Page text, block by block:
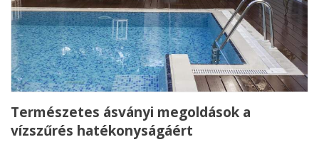
Természetes ásványi megoldások a
vízszűrés hatékonyságáért